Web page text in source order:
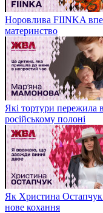
Норовлива FIINKA
материнство
Які тортури пережила
російському полоні
Як Христина Остапчук
нове кохання